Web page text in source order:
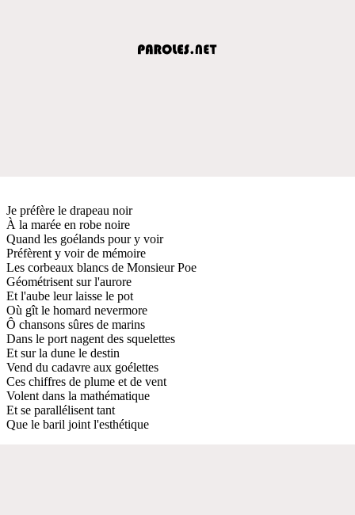
Je préfère le drapeau noir
À la marée en robe noire
Quand les goélands pour y voir
Préfèrent y voir de mémoire
Les corbeaux blancs de Monsieur Poe
Géométrisent sur l'aurore
Et l'aube leur laisse le pot
Où gît le homard nevermore
Ô chansons sûres de marins
Dans le port nagent des squelettes
Et sur la dune le destin
Vend du cadavre aux goélettes
Ces chiffres de plume et de vent
Volent dans la mathématique
Et se parallélisent tant
Que le baril joint l'esthétique